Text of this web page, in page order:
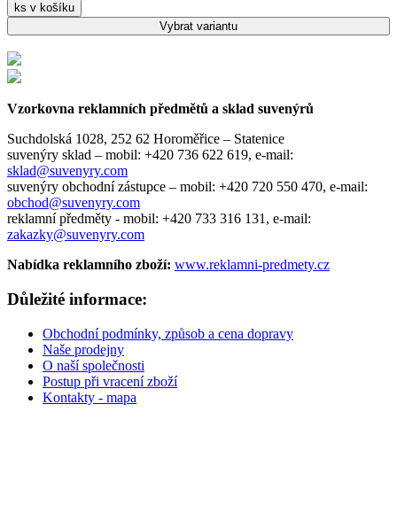
ks v košíku
Vybrat variantu
Vzorkovna reklamních předmětů a sklad suvenýrů
Suchdolská 1028, 252 62 Horoměřice – Statenice
suvenýry sklad – mobil: +420 736 622 619, e-mail:
sklad@suvenyry.com
suvenýry obchodní zástupce – mobil: +420 720 550 470, e-mail:
obchod@suvenyry.com
reklamní předměty - mobil: +420 733 316 131, e-mail:
zakazky@suvenyry.com
Nabídka reklamního zboží: www.reklamni-predmety.cz
Důležité informace:
Obchodní podmínky, způsob a cena dopravy
Naše prodejny
O naší společnosti
Postup při vracení zboží
Kontakty - mapa